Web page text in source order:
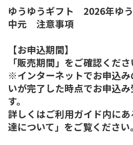
ゆうゆうギフト 2026年ゆ
中元 注意事項
【お申込期間】
「販売期間」をご確認くださ
※インターネットでお申込み
いが完了した時点でお申込
す。
詳しくはご利用ガイド内に
達について」をご覧ください。